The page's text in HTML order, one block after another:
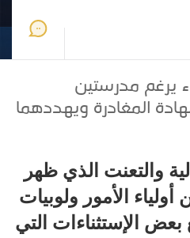
يرغم مدرستين
المغادرة ويهددهما
والتعنت الذي ظهر
الأمور ولوبيات
الإستثناءات التي